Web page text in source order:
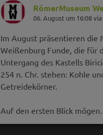
RömerMuseum
06. August um 16:08
Im August präsentieren die
Weißenburg Funde, die für
Untergang des Kastells
254 n. Chr. stehen: Kohle
Getreidekörner.
Auf den ersten Blick